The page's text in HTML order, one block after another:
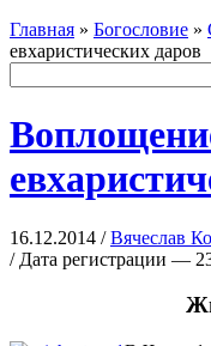
Главная » Богословие »
евхаристических даров
16.12.2014 /Вячеслав
/ Дата регистрации —